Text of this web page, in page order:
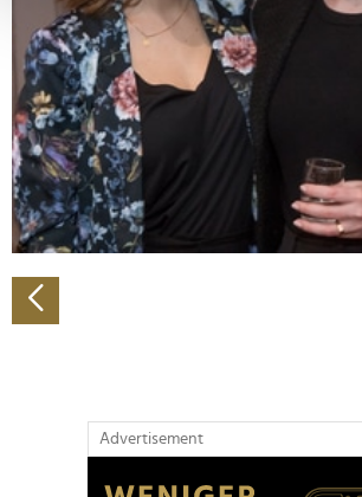
Erfahren Sie mehr darüber, wie Ihre
verarbeitet werden, und legen Sie Ihre
Abschnitt Einzelheitenfest.
Wir verwenden Cookies, um Inhalte und
personalisieren, Funktionen für soziale
zu können und die Zugriffe auf unsere
analysieren. Außerdem geben wir
Verwendung unserer Website an unsere
Partner führen diese Informationen
weiteren Daten zusammen, die Sie
Advertisement